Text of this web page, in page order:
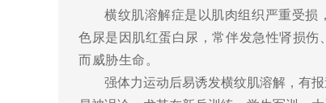
横纹肌溶解症是以肌肉组织严重受损
色尿是因肌红蛋白尿，常伴发急性肾损
而威胁生命。
强体力运动后易诱发横纹肌溶解，有报